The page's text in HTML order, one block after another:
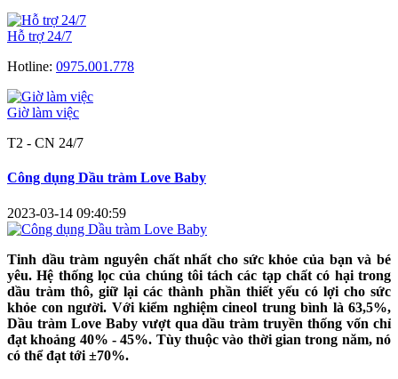
Hỗ trợ 24/7
Hotline: 0975.001.778
Giờ làm việc
T2 - CN 24/7
Công dụng Dầu tràm Love Baby
2023-03-14 09:40:59
Tinh dầu tràm nguyên chất nhất cho sức khỏe của bạn và bé
yêu. Hệ thống lọc của chúng tôi tách các tạp chất có hại trong
dầu tràm thô, giữ lại các thành phần thiết yếu có lợi cho sức
khỏe con người. Với kiểm nghiệm cineol trung bình là 63,5%,
Dầu tràm Love Baby vượt qua dầu tràm truyền thống vốn chỉ
đạt khoảng 40% - 45%. Tùy thuộc vào thời gian trong năm, nó
có thể đạt tới ±70%.